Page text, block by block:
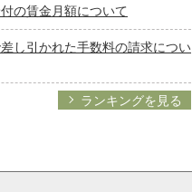
の賃金月額について
し引かれた手数料の請求につい
ランキングを見る